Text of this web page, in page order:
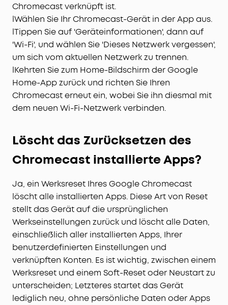
Chromecast verknüpft ist.
lWählen Sie Ihr Chromecast-Gerät in der App aus.
lTippen Sie auf 'Geräteinformationen', dann auf
'Wi-Fi', und wählen Sie 'Dieses Netzwerk vergessen',
um sich vom aktuellen Netzwerk zu trennen.
lKehrten Sie zum Home-Bildschirm der Google
Home-App zurück und richten Sie Ihren
Chromecast erneut ein, wobei Sie ihn diesmal mit
dem neuen Wi-Fi-Netzwerk verbinden.
Löscht das Zurücksetzen des
Chromecast installierte Apps?
Ja, ein Werksreset Ihres Google Chromecast
löscht alle installierten Apps. Diese Art von Reset
stellt das Gerät auf die ursprünglichen
Werkseinstellungen zurück und löscht alle Daten,
einschließlich aller installierten Apps, Ihrer
benutzerdefinierten Einstellungen und
verknüpften Konten. Es ist wichtig, zwischen einem
Werksreset und einem Soft-Reset oder Neustart zu
unterscheiden; Letzteres startet das Gerät
lediglich neu, ohne persönliche Daten oder Apps